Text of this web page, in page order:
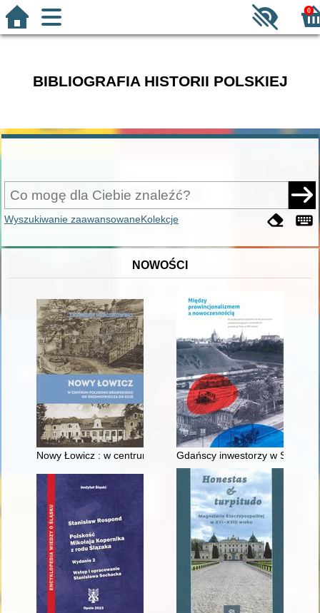
0
BIBLIOGRAFIA HISTORII POLSKIEJ
Wyszukiwanie zaawansowaneKolekcje
NOWOŚCI
Nowy Łowicz : w centrum poligonu drawskiego od
Gdańscy inwestorzy w